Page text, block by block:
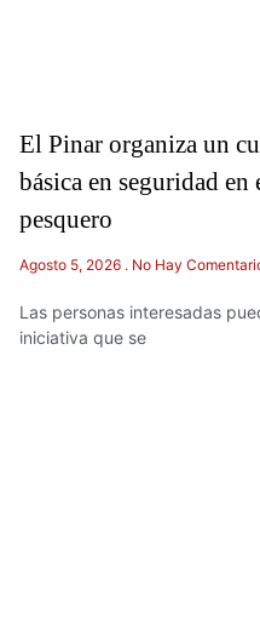
El Pinar organiza un
básica en seguridad
pesquero
Agosto 5, 2026 No Hay
Las personas interesadas
iniciativa que se